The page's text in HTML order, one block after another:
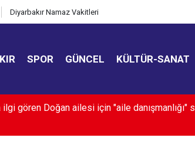
Diyarbakır Namaz Vakitleri
SPOR GÜNCEL KÜLTÜR-SANAT
sıcaklarda çalışanlar zorlu mesai yapıyor